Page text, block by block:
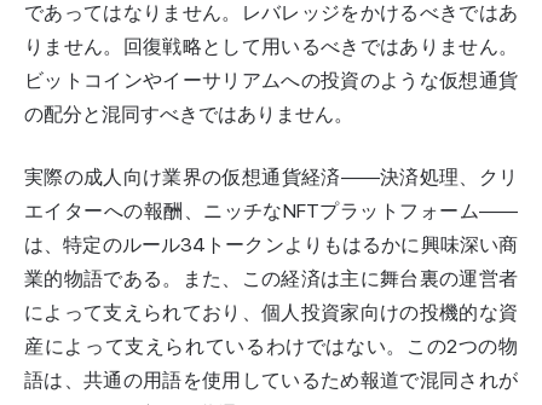
であってはなりません。レバレッジをかけるべきではあ
りません。回復戦略として用いるべきではありません。
ビットコインやイーサリアムへの投資のような仮想通貨
の配分と混同すべきではありません。
実際の成人向け業界の仮想通貨経済――決済処理、クリ
エイターへの報酬、ニッチなNFTプラットフォーム――
は、特定のルール34トークンよりもはるかに興味深い商
業的物語である。また、この経済は主に舞台裏の運営者
によって支えられており、個人投資家向けの投機的な資
産によって支えられているわけではない。この2つの物
語は、共通の用語を使用しているため報道で混同されが